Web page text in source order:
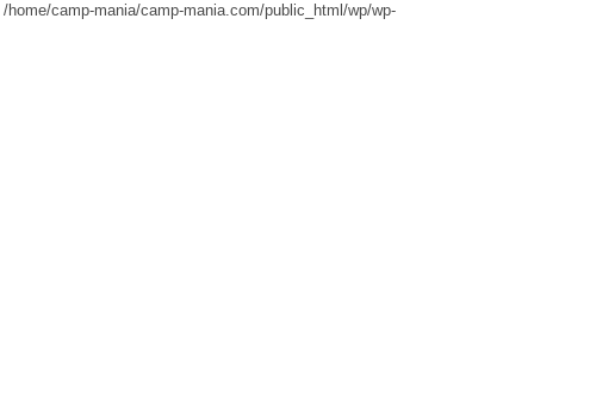
/home/camp-mania/camp-mania.com/public_html/wp/wp-